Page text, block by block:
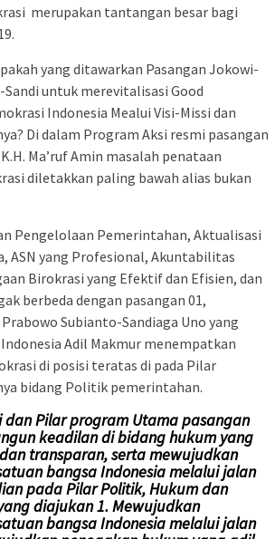
merupakan tantangan besar bagi
yang ditawarkan Pasangan Jokowi-
Sandi untuk merevitalisasi Good
Indonesia Mealui Visi-Missi dan
Di dalam Program Aksi resmi pasangan
Ma’ruf Amin masalah penataan
diletakkan paling bawah alias bukan
Pengelolaan Pemerintahan, Aktualisasi
ASN yang Profesional, Akuntabilitas
Birokrasi yang Efektif dan Efisien, dan
berbeda dengan pasangan 01,
Subianto-Sandiaga Uno yang
Adil Makmur menempatkan
di posisi teratas di pada Pilar
bidang Politik pemerintahan.
dan Pilar program Utama pasangan
keadilan di bidang hukum yang
transparan, serta mewujudkan
bangsa Indonesia melalui jalan
pada Pilar Politik, Hukum dan
diajukan 1. Mewujudkan
bangsa Indonesia melalui jalan